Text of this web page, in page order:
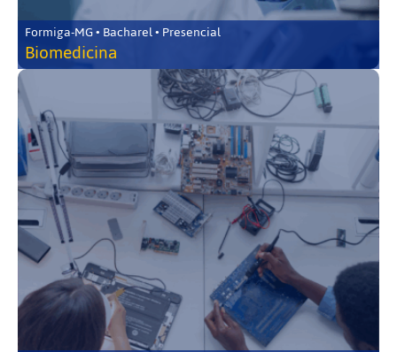
Formiga-MG • Bacharel • Presencial
Biomedicina